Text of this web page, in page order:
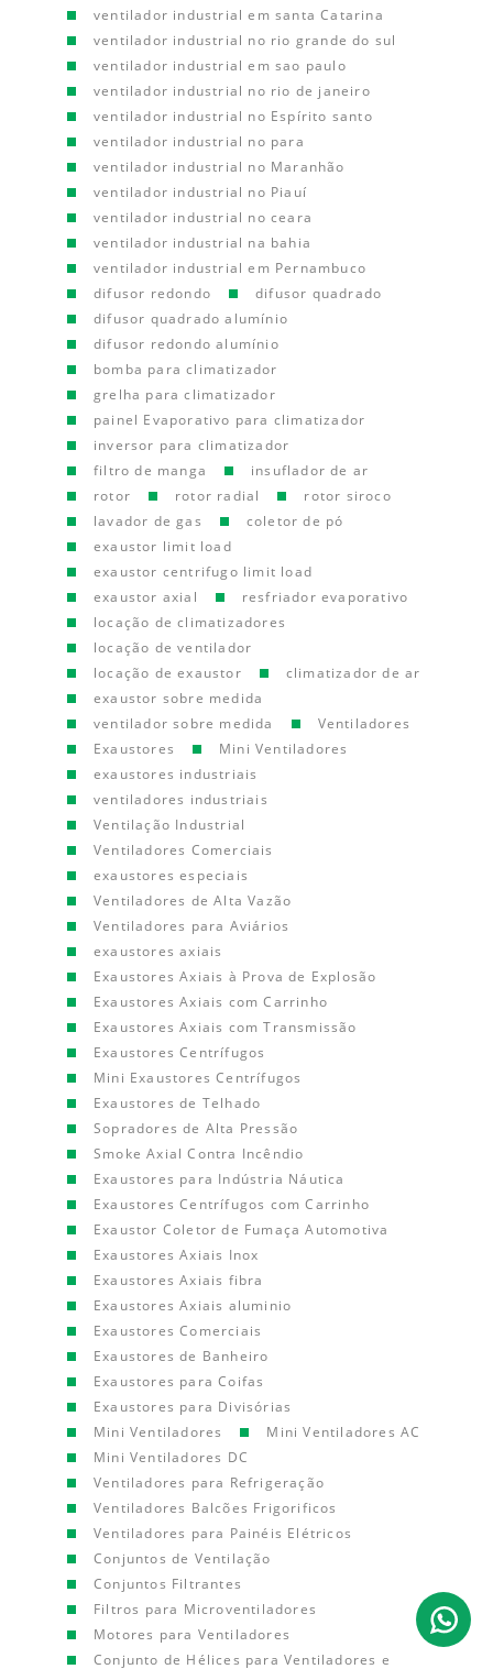
ventilador industrial em santa Catarina
ventilador industrial no rio grande do sul
ventilador industrial em sao paulo
ventilador industrial no rio de janeiro
ventilador industrial no Espírito santo
ventilador industrial no para
ventilador industrial no Maranhão
ventilador industrial no Piauí
ventilador industrial no ceara
ventilador industrial na bahia
ventilador industrial em Pernambuco
difusor redondo
difusor quadrado
difusor quadrado alumínio
difusor redondo alumínio
bomba para climatizador
grelha para climatizador
painel Evaporativo para climatizador
inversor para climatizador
filtro de manga
insuflador de ar
rotor
rotor radial
rotor siroco
lavador de gas
coletor de pó
exaustor limit load
exaustor centrifugo limit load
exaustor axial
resfriador evaporativo
locação de climatizadores
locação de ventilador
locação de exaustor
climatizador de ar
exaustor sobre medida
ventilador sobre medida
Ventiladores
Exaustores
Mini Ventiladores
exaustores industriais
ventiladores industriais
Ventilação Industrial
Ventiladores Comerciais
exaustores especiais
Ventiladores de Alta Vazão
Ventiladores para Aviários
exaustores axiais
Exaustores Axiais à Prova de Explosão
Exaustores Axiais com Carrinho
Exaustores Axiais com Transmissão
Exaustores Centrífugos
Mini Exaustores Centrífugos
Exaustores de Telhado
Sopradores de Alta Pressão
Smoke Axial Contra Incêndio
Exaustores para Indústria Náutica
Exaustores Centrífugos com Carrinho
Exaustor Coletor de Fumaça Automotiva
Exaustores Axiais Inox
Exaustores Axiais fibra
Exaustores Axiais aluminio
Exaustores Comerciais
Exaustores de Banheiro
Exaustores para Coifas
Exaustores para Divisórias
Mini Ventiladores
Mini Ventiladores AC
Mini Ventiladores DC
Ventiladores para Refrigeração
Ventiladores Balcões Frigorificos
Ventiladores para Painéis Elétricos
Conjuntos de Ventilação
Conjuntos Filtrantes
Filtros para Microventiladores
Motores para Ventiladores
Conjunto de Hélices para Ventiladores e